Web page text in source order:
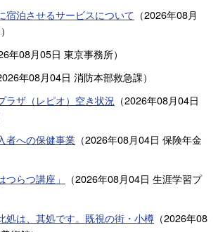
宿泊させるサービスについて （2026年08月
）
年08月05日 東京事務所）
年08月04日 消防本部救急課）
ラザ（レピオ）空き状況 （2026年08月04日
者への保健事業 （2026年08月04日 保険年金
らつ講座」
（2026年08月04日 生涯学習プ
処は、其処です。既視の街・小樽 （2026年08